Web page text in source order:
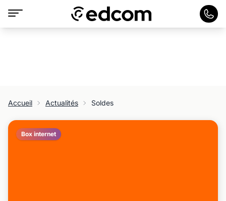
Accueil Actualités Soldes
Box internet